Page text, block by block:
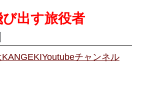
び出す旅役者
チャンネル